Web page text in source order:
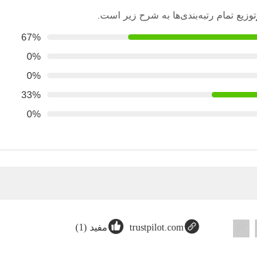
توزیع تمام رتبه‌بندی‌ها به شرح زیر است.
67%
0%
0%
33%
0%
trustpilot.com مفید (1)